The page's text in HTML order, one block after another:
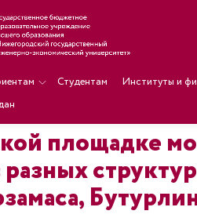
Студентам Институты и
площадке